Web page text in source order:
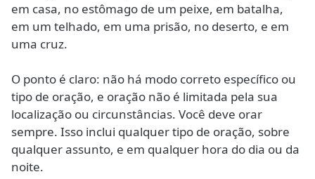
em casa, no estômago de um peixe, em batalha,
em um telhado, em uma prisão, no deserto, e em
uma cruz.
O ponto é claro: não há modo correto específico ou
tipo de oração, e oração não é limitada pela sua
localização ou circunstâncias. Você deve orar
sempre. Isso inclui qualquer tipo de oração, sobre
qualquer assunto, e em qualquer hora do dia ou da
noite.